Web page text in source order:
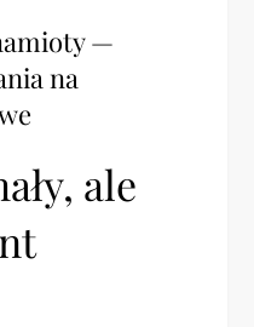
—
na
ale